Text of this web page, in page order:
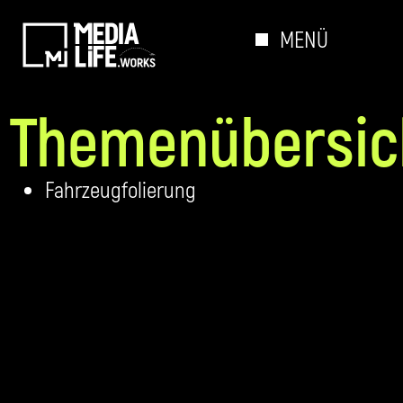
MENÜ
Fahrzeugfolierung